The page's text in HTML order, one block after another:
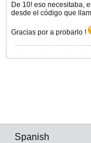
De 10! eso necesitaba,
desde el código que
Gracias por a probarlo !
Spanish